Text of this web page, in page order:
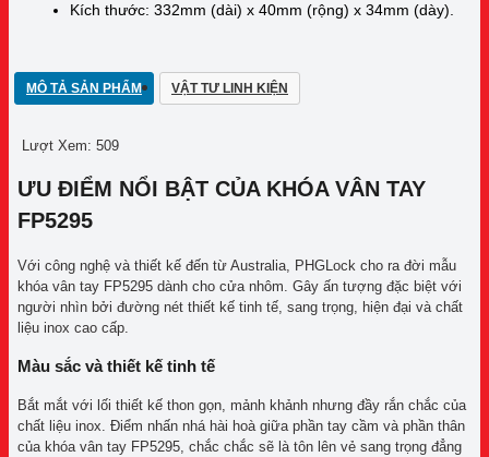
Kích thước: 332mm (dài) x 40mm (rộng) x 34mm (dày).
MÔ TẢ SẢN PHẨM VẬT TƯ LINH KIỆN
Lượt Xem: 509
ƯU ĐIỂM NỔI BẬT CỦA KHÓA VÂN TAY
FP5295
Với công nghệ và thiết kế đến từ Australia, PHGLock cho ra đời mẫu
khóa vân tay FP5295 dành cho cửa nhôm. Gây ấn tượng đặc biệt với
người nhìn bởi đường nét thiết kế tinh tế, sang trọng, hiện đại và chất
liệu inox cao cấp.
Màu sắc và thiết kế tinh tế
Bắt mắt với lối thiết kế thon gọn, mảnh khảnh nhưng đầy rắn chắc của
chất liệu inox. Điểm nhấn nhá hài hoà giữa phần tay cầm và phần thân
của khóa vân tay FP5295, chắc chắc sẽ là tôn lên vẻ sang trọng đẳng